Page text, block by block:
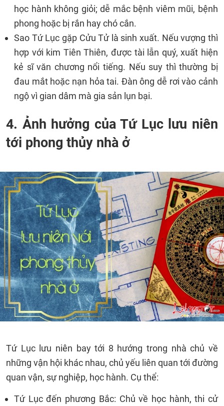
học hành không giỏi; dễ mắc bệnh viêm mũi, bệnh
phong hoặc bị rắn hay chó cắn.
Sao Tứ Lục gặp Cửu Tử là sinh xuất. Nếu vượng thì
hợp với kim Tiên Thiên, được tài lẫn quý, xuất hiện
kẻ sĩ văn chương nổi tiếng. Nếu suy thì thường bị
đau mắt hoặc nạn hỏa tai. Đàn ông dễ rơi vào cảnh
ngộ vì gian dâm mà gia sản lụn bại.
4. Ảnh hưởng của Tứ Lục lưu niên
tới phong thủy nhà ở
Tứ Lục lưu niên bay tới 8 hướng trong nhà chủ về
những vận hội khác nhau, chủ yếu liên quan tới đường
quan vận, sự nghiệp, học hành. Cụ thể:
Tứ Lục đến phương Bắc: Chủ về học hành, thi cử